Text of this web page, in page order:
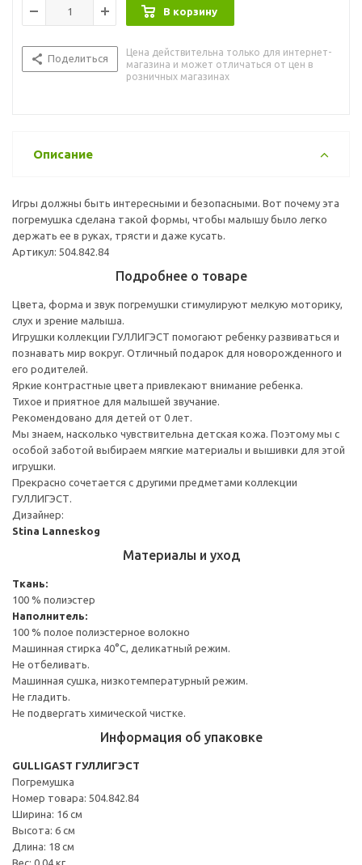
В корзину
Поделиться
Цена действительна только для интернет-
магазина и может отличаться от цен в
розничных магазинах
Описание
Игры должны быть интересными и безопасными. Вот почему эта
погремушка сделана такой формы, чтобы малышу было легко
держать ее в руках, трясти и даже кусать.
Артикул: 504.842.84
Подробнее о товаре
Цвета, форма и звук погремушки стимулируют мелкую моторику,
слух и зрение малыша.
Игрушки коллекции ГУЛЛИГЭСТ помогают ребенку развиваться и
познавать мир вокруг. Отличный подарок для новорожденного и
его родителей.
Яркие контрастные цвета привлекают внимание ребенка.
Тихое и приятное для малышей звучание.
Рекомендовано для детей от 0 лет.
Мы знаем, насколько чувствительна детская кожа. Поэтому мы с
особой заботой выбираем мягкие материалы и вышивки для этой
игрушки.
Прекрасно сочетается с другими предметами коллекции
ГУЛЛИГЭСТ.
Дизайнер:
Stina Lanneskog
Материалы и уход
Ткань:
100 % полиэстер
Наполнитель:
100 % полое полиэстерное волокно
Машинная стирка 40°С, деликатный режим.
Не отбеливать.
Машинная сушка, низкотемпературный режим.
Не гладить.
Не подвергать химической чистке.
Информация об упаковке
GULLIGAST ГУЛЛИГЭСТ
Погремушка
Номер товара: 504.842.84
Ширина: 16 см
Высота: 6 см
Длина: 18 см
Вес: 0.04 кг